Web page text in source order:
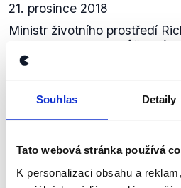
Souhlas Detaily
Tato webová stránka používá
K personalizaci obsahu a
21. prosince 2018
Ministr životního prostředí
hostem Zuzany Tvarůžkové
se vláda staví k požadavkům
Zůstaňme v